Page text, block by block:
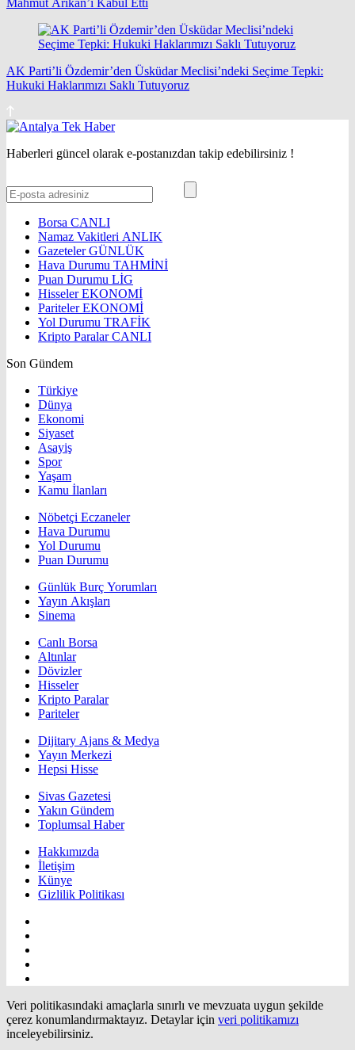
Mahmut Arıkan’ı Kabul Etti
AK Parti’li Özdemir’den Üsküdar Meclisi’ndeki Seçime Tepki:
Hukuki Haklarımızı Saklı Tutuyoruz
Haberleri güncel olarak e-postanızdan takip edebilirsiniz !
Borsa CANLI
Namaz Vakitleri ANLIK
GazetelerGÜNLÜK
Hava Durumu TAHMİNİ
Puan Durumu LİG
HisselerEKONOMİ
ParitelerEKONOMİ
Yol Durumu TRAFİK
Kripto ParalarCANLI
Son Gündem
Türkiye
Dünya
Ekonomi
Siyaset
Asayiş
Spor
Yaşam
Kamu İlanları
Nöbetçi Eczaneler
Hava Durumu
Yol Durumu
Puan Durumu
Günlük Burç Yorumları
Yayın Akışları
Sinema
Canlı Borsa
Altınlar
Dövizler
Hisseler
Kripto Paralar
Pariteler
Dijitary Ajans & Medya
Yayın Merkezi
Hepsi Hisse
Sivas Gazetesi
Yakın Gündem
Toplumsal Haber
Hakkımızda
İletişim
Künye
Gizlilik Politikası
Veri politikasındaki amaçlarla sınırlı ve mevzuata uygun şekilde
çerez konumlandırmaktayız. Detaylar için veri politikamızı
inceleyebilirsiniz.